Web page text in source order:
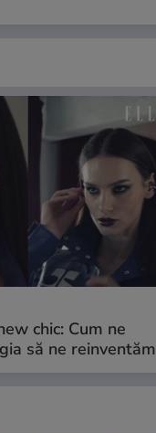
chic: Cum ne
să ne reinventăm